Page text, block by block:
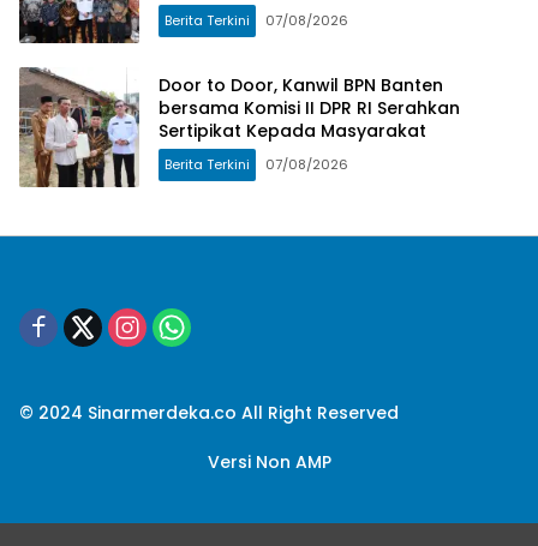
Berita Terkini 07/08/2026
Door to Door, Kanwil BPN Banten
bersama Komisi II DPR RI Serahkan
Sertipikat Kepada Masyarakat
Berita Terkini 07/08/2026
© 2024 Sinarmerdeka.co All Right Reserved
Versi Non AMP